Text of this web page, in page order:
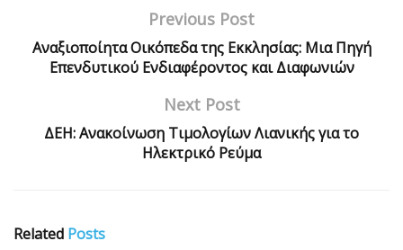
Previous Post
Αναξιοποίητα Οικόπεδα της Εκκλησίας: Μια Πηγή
Επενδυτικού Ενδιαφέροντος και Διαφωνιών
Next Post
ΔΕΗ: Ανακοίνωση Τιμολογίων Λιανικής για το
Ηλεκτρικό Ρεύμα
Related Posts